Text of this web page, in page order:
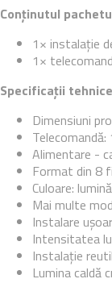
Conținutul
1× instalație
1×
Specificații tehnice
Dimensiuni
Alimentare -
Format din 8
Culoare:
Mai multe
Instalare
Intensitatea
Instalație
Lumina caldă